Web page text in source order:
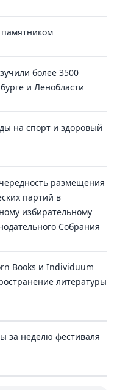
более 3500
и Ленобласти
на спорт и здоровый
размещения
партий в
избирательному
Собрания
Books и Individuum
литературы
за неделю фестиваля